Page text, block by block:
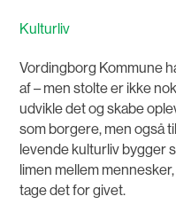
Kulturliv
Vordingborg Kommune
af – men stolte er ikke
udvikle det og skabe
som borgere, men også
levende kulturliv bygger
limen mellem
tage det for givet.